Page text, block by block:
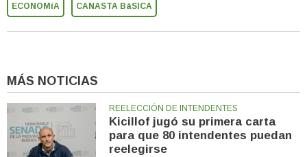
ECONOMíA CANASTA BáSICA
MÁS NOTICIAS
REELECCIÓN DE INTENDENTES
Kicillof jugó su primera carta
para que 80 intendentes puedan
reelegirse